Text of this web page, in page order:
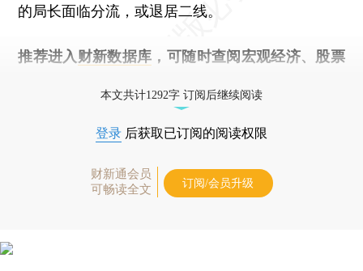
的局长面临分流，或退居二线。
推荐进入 财新数据库 ，可随时查阅宏观经济、股票
本文共计1292字 订阅后继续阅读
登录 后获取已订阅的阅读权限
财新通会员
可畅读全文
订阅/会员升级